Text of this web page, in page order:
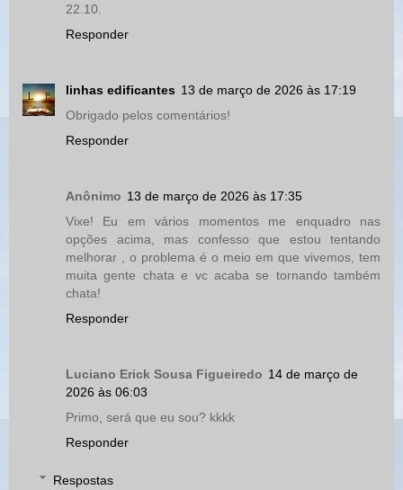
22.10.
Responder
linhas edificantes 13 de março de 2026 às 17:19
Obrigado pelos comentários!
Responder
Anônimo 13 de março de 2026 às 17:35
Vixe! Eu em vários momentos me enquadro nas
opções acima, mas confesso que estou tentando
melhorar , o problema é o meio em que vivemos, tem
muita gente chata e vc acaba se tornando também
chata!
Responder
Luciano Erick Sousa Figueiredo 14 de março de
2026 às 06:03
Primo, será que eu sou? kkkk
Responder
Respostas